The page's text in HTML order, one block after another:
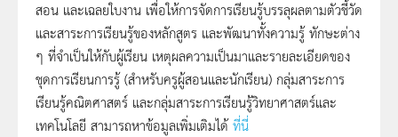
สอน และเฉลยใบงาน เพื่อให้การจัดการเรียนรู้บรรลุผลตามตัวชี้วัด
และสาระการเรียนรู้ของหลักสูตร และพัฒนาทั้งความรู้ ทักษะต่าง
ๆ ที่จำเป็นให้กับผู้เรียน เหตุผลความเป็นมาและรายละเอียดของ
ชุดการเรียนการรู้ (สำหรับครูผู้สอนและนักเรียน) กลุ่มสาระการ
เรียนรู้คณิตศาสตร์ และกลุ่มสาระการเรียนรู้วิทยาศาสตร์และ
เทคโนโลยี สามารถหาข้อมูลเพิ่มเติมได้ที่นี่